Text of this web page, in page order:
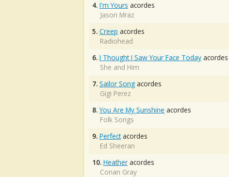
4. I'm Yours acordes
Jason Mraz
5. Creep acordes
Radiohead
6. I Thought I Saw Your Face Today acordes
She and Him
7. Sailor Song acordes
Gigi Perez
8. You Are My Sunshine acordes
Folk Songs
9. Perfectacordes
Ed Sheeran
10. Heather acordes
Conan Gray